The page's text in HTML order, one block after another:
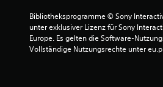
Bibliotheksprogramme © Sony
unter exklusiver Lizenz für Sony
Europe. Es gelten die Software-
Vollständige Nutzungsrechte unter